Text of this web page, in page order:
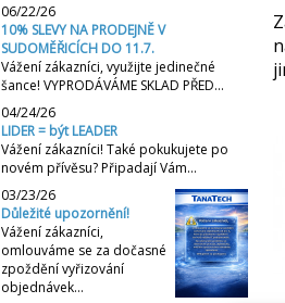
06/22/26
10% SLEVY NA PRODEJNĚ V
SUDOMĚŘICÍCH DO 11.7.
Vážení zákazníci, využijte jedinečné
šance! VYPRODÁVÁME SKLAD PŘED…
04/24/26
LIDER = být LEADER
Vážení zákazníci! Také pokukujete po
novém přívěsu? Připadají Vám…
03/23/26
Důležité upozornění!
Vážení zákazníci,
omlouváme se za dočasné
zpoždění vyřizování
objednávek…